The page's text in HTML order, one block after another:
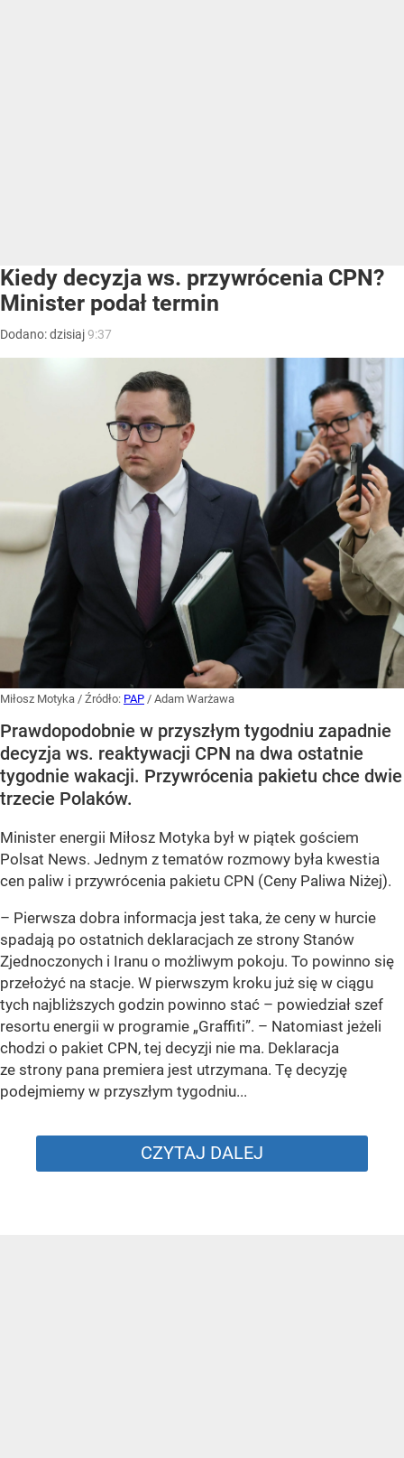
Kiedy decyzja ws. przywrócenia CPN?
Minister podał termin
Dodano:dzisiaj9:37
Miłosz Motyka / Źródło: PAP / Adam Warżawa
Prawdopodobnie w przyszłym tygodniu zapadnie
decyzja ws. reaktywacji CPN na dwa ostatnie
tygodnie wakacji. Przywrócenia pakietu chce dwie
trzecie Polaków.
Minister energii Miłosz Motyka był w piątek gościem
Polsat News. Jednym z tematów rozmowy była kwestia
cen paliw i przywrócenia pakietu CPN (Ceny Paliwa Niżej).
– Pierwsza dobra informacja jest taka, że ceny w hurcie
spadają po ostatnich deklaracjach ze strony Stanów
Zjednoczonych i Iranu o możliwym pokoju. To powinno się
przełożyć na stacje. W pierwszym kroku już się w ciągu
tych najbliższych godzin powinno stać – powiedział szef
resortu energii w programie „Graffiti”. – Natomiast jeżeli
chodzi o pakiet CPN, tej decyzji nie ma. Deklaracja
ze strony pana premiera jest utrzymana. Tę decyzję
podejmiemy w przyszłym tygodniu...
CZYTAJ DALEJ